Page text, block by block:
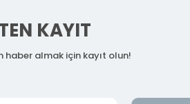
KAYIT
haber almak için kayıt olun!